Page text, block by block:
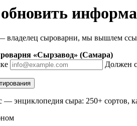
владелец сыроварни, мы вышлем
«Сырзавод» (Самара)
Должен
энциклопедия сыра: 250+ сортов,